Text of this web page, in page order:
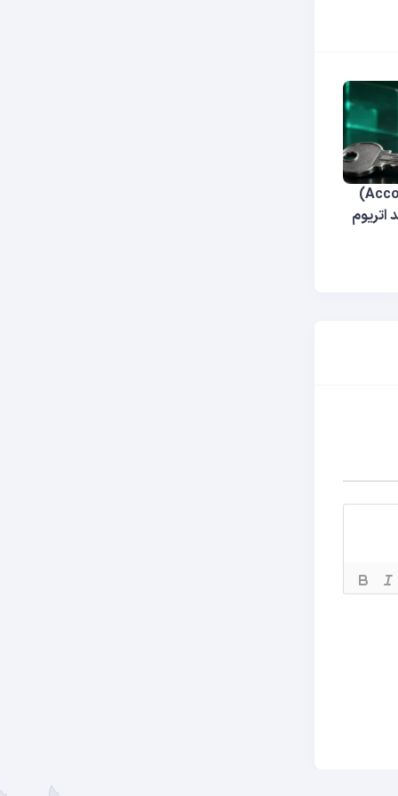
اکانت ابسترکشن (Account Abstraction)